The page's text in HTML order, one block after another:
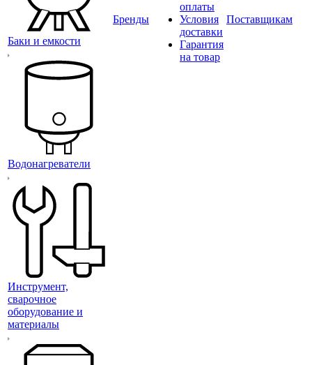
Баки и емкости
Водонагреватели
Инструмент,
сварочное
оборудование и
материалы
Бренды
оплаты
Условия
доставки
Гарантия
на товар
Поставщикам